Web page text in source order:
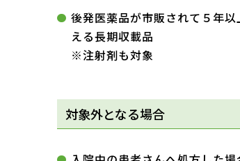
後発医薬品が市販されて５年
える長期収載品
※注射剤も対象
対象外となる場合